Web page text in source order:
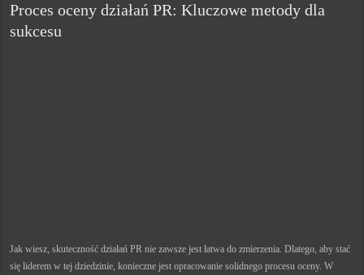
Proces oceny działań PR: Kluczowe metody dla
sukcesu
Jak wiesz, skuteczność działań PR nie zawsze jest łatwa do zmierzenia. Dlatego, aby stać
się liderem w tej dziedzinie, konieczne jest opracowanie solidnego procesu oceny. W